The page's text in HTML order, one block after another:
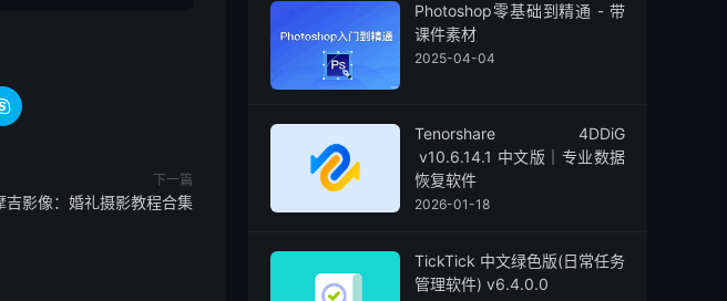
下一篇
吉影像：婚礼摄影教程合集
Photoshop零基础到精通 - 带
课件素材
2025-04-04
Tenorshare 4DDiG
v10.6.14.1 中文版｜专业数据
恢复软件
2026-01-18
TickTick 中文绿色版(日常任务
管理软件) v6.4.0.0